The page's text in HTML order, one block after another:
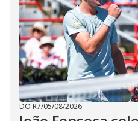
DO R7/05/08/2026